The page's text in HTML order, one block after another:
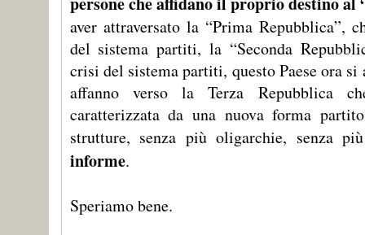
aver attraversato la “Prima Repubblica”,
del sistema partiti, la “Seconda
crisi del sistema partiti, questo Paese ora si
affanno verso la Terza Repubblica
caratterizzata da una nuova forma
strutture, senza più oligarchie, senza
informe.
Speriamo bene.